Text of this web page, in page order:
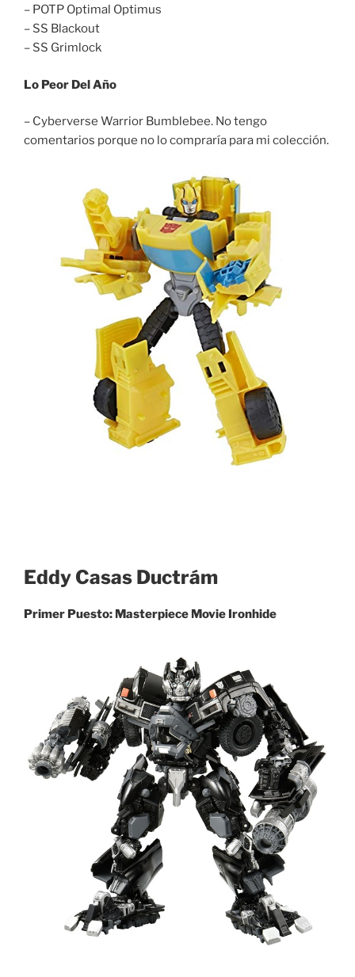
– POTP Optimal Optimus
– SS Blackout
– SS Grimlock
Lo Peor Del Año
– Cyberverse Warrior Bumblebee. No tengo
comentarios porque no lo compraría para mi colección.
Eddy Casas Ductrám
Primer Puesto: Masterpiece Movie Ironhide